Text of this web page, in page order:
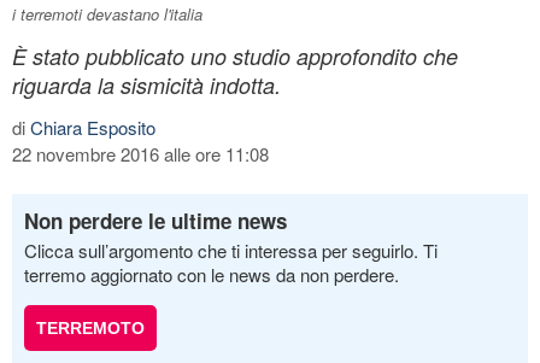
i terremoti devastano l'italia
È stato pubblicato uno studio approfondito che
riguarda la sismicità indotta.
diChiara Esposito
22 novembre 2016 alle ore 11:08
Non perdere le ultime news
Clicca sull’argomento che ti interessa per seguirlo. Ti
terremo aggiornato con le news da non perdere.
TERREMOTO